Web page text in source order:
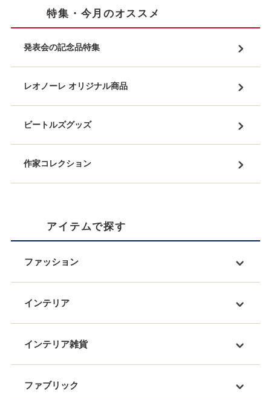
特集・今月のオススメ
発表会の記念品特集
レオノーレ オリジナル商品
ビートルズグッズ
作家コレクション
アイテムで探す
ファッション
インテリア
インテリア雑貨
ファブリック